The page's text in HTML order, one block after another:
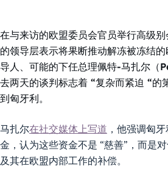
在与来访的欧盟委员会官员举行高级
的领导层表示将果断推动解冻被冻结
导人、可能的下任总理佩特-马扎尔
去两天的谈判标志着 “复杂而紧迫 “的
到匈牙利。
马扎尔在社交媒体上写道 ，他强调匈
金，认为这些资金不是 “慈善”，而是
及其在欧盟内部工作的补偿。